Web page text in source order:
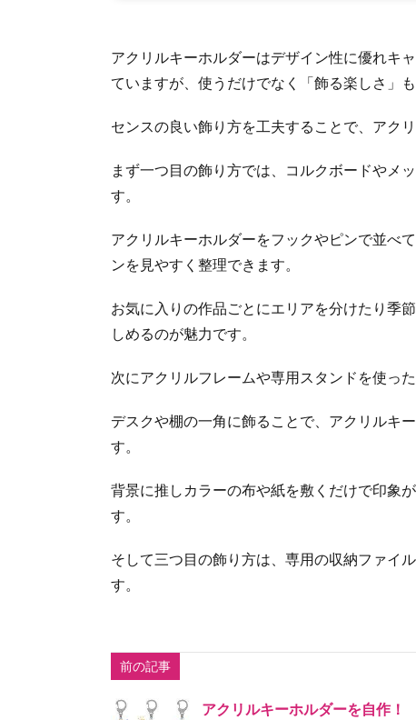
アクリルキーホルダーはデザイン性に優れキ
ていますが、使うだけでなく「飾る楽しさ」も
センスの良い飾り方を工夫することで、アク
まず一つ目の飾り方では、コルクボードやメ
す。
アクリルキーホルダーをフックやピンで並べ
ンを見やすく整理できます。
お気に入りの作品ごとにエリアを分けたり季
しめるのが魅力です。
次にアクリルフレームや専用スタンドを使っ
デスクや棚の一角に飾ることで、アクリルキ
す。
背景に推しカラーの布や紙を敷くだけで印象
す。
そして三つ目の飾り方は、専用の収納ファイ
す。
前の記事
アクリルキーホルダーを自作！